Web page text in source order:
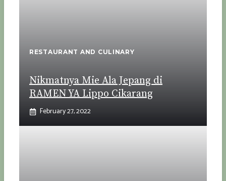
RESTAURANT AND CULINARY
Nikmatnya Mie Ala Jepang di
RAMEN YA Lippo Cikarang
February 27, 2022